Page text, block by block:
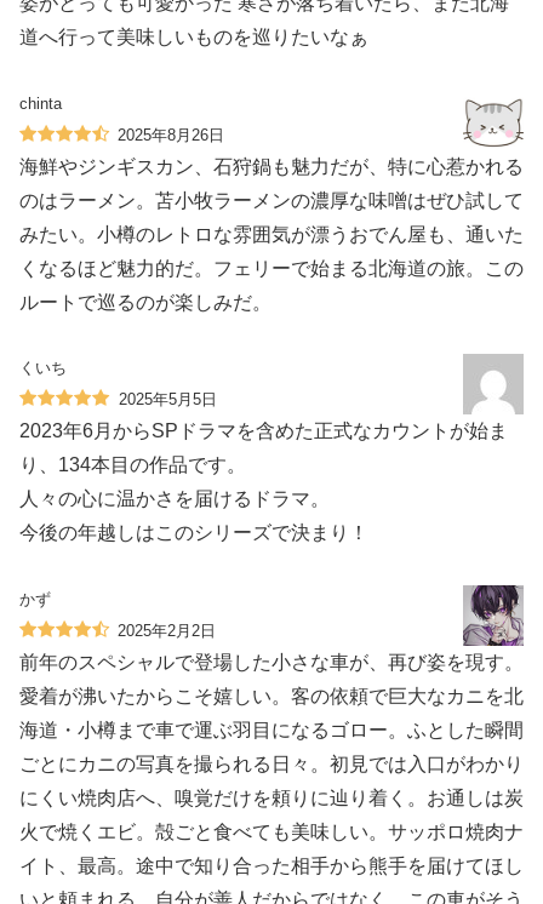
道へ行って美味しいものを巡りたいなぁ
chinta
2025年8月26日
海鮮やジンギスカン、石狩鍋も魅力だが、特に心惹かれる
のはラーメン。苫小牧ラーメンの濃厚な味噌はぜひ試して
みたい。小樽のレトロな雰囲気が漂うおでん屋も、通いた
くなるほど魅力的だ。フェリーで始まる北海道の旅。この
ルートで巡るのが楽しみだ。
くいち
2025年5月5日
2023年6月からSPドラマを含めた正式なカウントが始ま
り、134本目の作品です。
人々の心に温かさを届けるドラマ。
今後の年越しはこのシリーズで決まり！
かず
2025年2月2日
前年のスペシャルで登場した小さな車が、再び姿を現す。
愛着が沸いたからこそ嬉しい。客の依頼で巨大なカニを北
海道・小樽まで車で運ぶ羽目になるゴロー。ふとした瞬間
ごとにカニの写真を撮られる日々。初見では入口がわかり
にくい焼肉店へ、嗅覚だけを頼りに辿り着く。お通しは炭
火で焼くエビ。殻ごと食べても美味しい。サッポロ焼肉ナ
イト、最高。途中で知り合った相手から熊手を届けてほし